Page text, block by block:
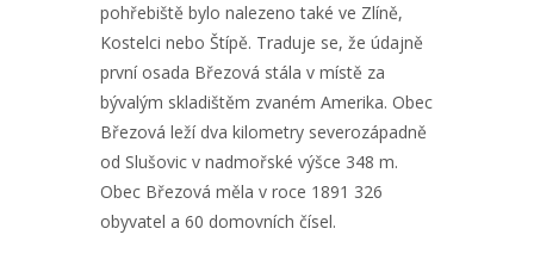
pohřebiště bylo nalezeno také ve Zlíně,
Kostelci nebo Štípě. Traduje se, že údajně
první osada Březová stála v místě za
bývalým skladištěm zvaném Amerika. Obec
Březová leží dva kilometry severozápadně
od Slušovic v nadmořské výšce 348 m.
Obec Březová měla v roce 1891 326
obyvatel a 60 domovních čísel.